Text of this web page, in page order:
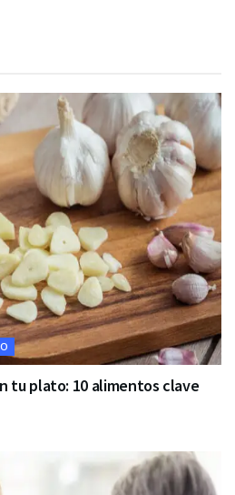
tu plato: 10 alimentos clave